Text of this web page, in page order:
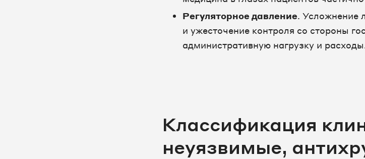
Регуляторное давление. Усложнение
и ужесточение контроля со стороны
административную нагрузку и
Классификация
неуязвимые,